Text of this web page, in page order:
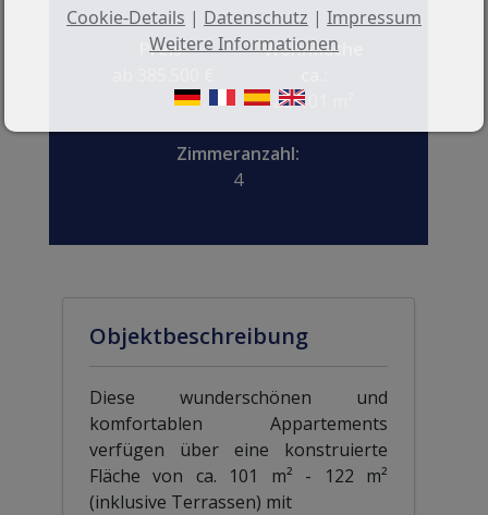
Preis:
Wohnfläche
ab 101 m²
Zimmeranzahl:
4
Objektbeschreibung
Diese wunderschönen und
komfortablen Appartements
verfügen über eine konstruierte
Fläche von ca. 101 m² - 122 m²
(inklusive Terrassen) mit
Cookie-Details | Datenschutz | Impressum
Weitere Informationen